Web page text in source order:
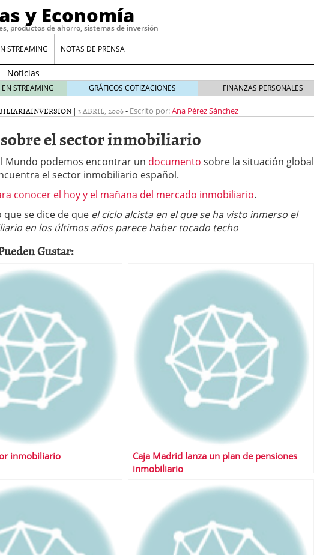
y Economía
productos de ahorro, sistemas de inversión
STREAMING NOTAS DE PRENSA
Noticias
de XRP
por qué
las
de
whales
suelen
llegar
tarde 16
de abril
Costes vs Agilidad: ¿Por qué el Préstamo Promotor privado
la rentabilidad? 12 de diciembre de 2025
24 de noviembre de 2025
los costes 21 de noviembre de 2025
¿Cuánto cuesta un software punto de venta? 3 de octubre de 2025
STREAMING GRÁFICOS COTIZACIONES FINANZAS PERSONALES
INVERSION | 3 ABRIL, 2006- Escrito por:Ana Pérez Sánchez
el sector inmobiliario
Mundo podemos encontrar un documento sobre la situación global
el sector inmobiliario español.
conocer el hoy y el mañana del mercado inmobiliario.
que se dice de que el ciclo alcista en el que se ha visto inmerso el
en los últimos años parece haber tocado techo
Gustar:
inmobiliario
Caja Madrid lanza un plan de pensiones
inmobiliario